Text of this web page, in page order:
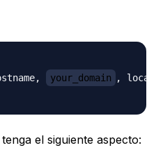
your_domain
,
el siguiente aspecto: